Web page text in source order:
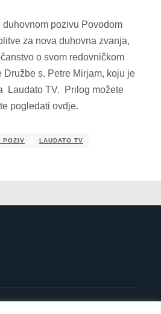
duhovnom pozivu Povodom
za nova duhovna zvanja,
o svom redovničkom
Družbe s. Petre Mirjam, koju je
Laudato TV. Prilog možete
pogledati ovdje.
POZIV LAUDATO TV